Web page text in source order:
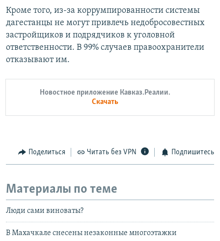
Кроме того, из-за коррумпированности системы
дагестанцы не могут привлечь недобросовестных
застройщиков и подрядчиков к уголовной
ответственности. В 99% случаев правоохранители
отказывают им.
Новостное приложение Кавказ.Реалии.
Скачать
Поделиться Читать без VPN Подпишитесь
Материалы по теме
Люди сами виноваты?
В Махачкале снесены незаконные многоэтажки